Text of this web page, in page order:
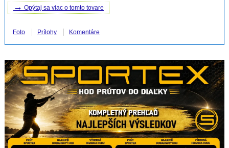
→ Opýtaj sa viac o tomto tovare
Foto Prílohy Komentáre